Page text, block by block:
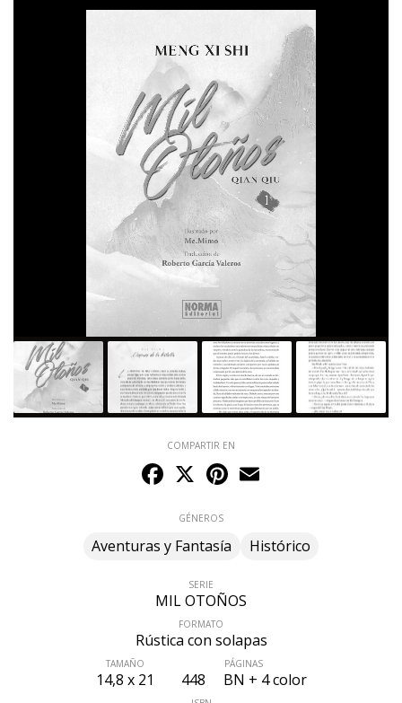
COMPARTIR EN
Facebook
X Pinterest
GÉNEROS
Aventuras y Fantasía Histórico
SERIE
MIL OTOÑOS
FORMATO
Rústica con solapas
TAMAÑO
14,8 x 21
PÁGINAS
448 BN + 4 color